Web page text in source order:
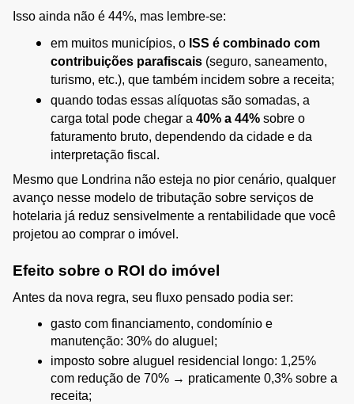
Isso ainda não é 44%, mas lembre-se:
em muitos municípios, o ISS é combinado com
contribuições parafiscais (seguro, saneamento,
turismo, etc.), que também incidem sobre a receita;
quando todas essas alíquotas são somadas, a
carga total pode chegar a 40% a 44% sobre o
faturamento bruto, dependendo da cidade e da
interpretação fiscal.
Mesmo que Londrina não esteja no pior cenário, qualquer
avanço nesse modelo de tributação sobre serviços de
hotelaria já reduz sensivelmente a rentabilidade que você
projetou ao comprar o imóvel.
Efeito sobre o ROI do imóvel
Antes da nova regra, seu fluxo pensado podia ser:
gasto com financiamento, condomínio e
manutenção: 30% do aluguel;
imposto sobre aluguel residencial longo: 1,25%
com redução de 70% → praticamente 0,3% sobre a
receita;